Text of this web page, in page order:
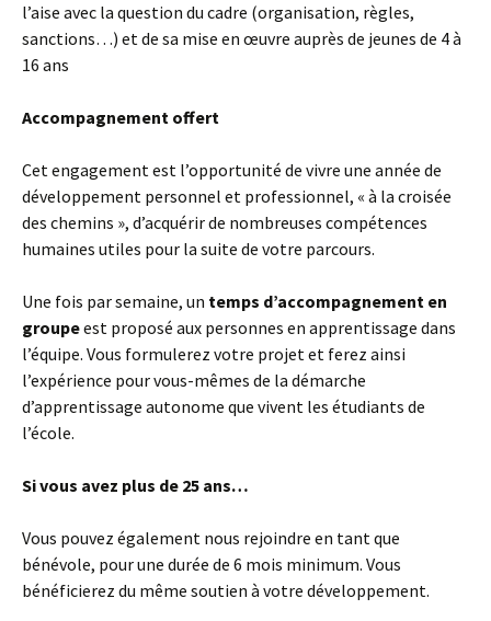
l’aise avec la question du cadre (organisation, règles,
sanctions…) et de sa mise en œuvre auprès de jeunes de 4 à
16 ans
Accompagnement offert
Cet engagement est l’opportunité de vivre une année de
développement personnel et professionnel, « à la croisée
des chemins », d’acquérir de nombreuses compétences
humaines utiles pour la suite de votre parcours.
Une fois par semaine, un temps d’accompagnement en
groupeest proposé aux personnes en apprentissage dans
l’équipe. Vous formulerez votre projet et ferez ainsi
l’expérience pour vous-mêmes de la démarche
d’apprentissage autonome que vivent les étudiants de
l’école.
Si vous avez plus de 25 ans…
Vous pouvez également nous rejoindre en tant que
bénévole, pour une durée de 6 mois minimum. Vous
bénéficierez du même soutien à votre développement.